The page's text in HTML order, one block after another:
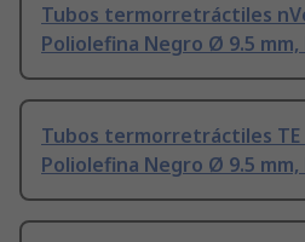
Tubos termorretráctiles
Poliolefina Negro Ø 9.5 mm,
Tubos termorretráctiles
Poliolefina Negro Ø 9.5 mm,